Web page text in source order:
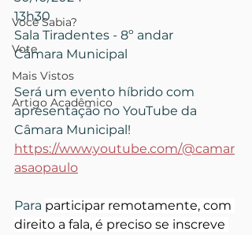
Você Sabia?
Vote
Mais Vistos
Artigo Acadêmico
13h30
Sala Tiradentes - 8º andar
Câmara Municipal
Será um evento híbrido com
apresentação no YouTube da
Câmara Municipal!
https://www.youtube.com/@camar
asaopaulo
Para participar remotamente, com
direito a fala, é preciso se inscreve